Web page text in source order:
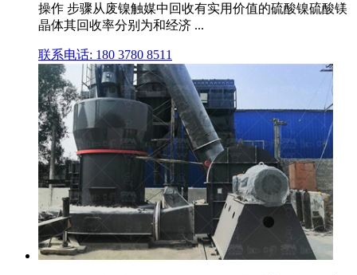
操作 步骤从废镍触媒中回收有实用价值的硫酸镍硫酸镁
晶体其回收率分别为和经济 ...
联系电话: 180 3780 8511